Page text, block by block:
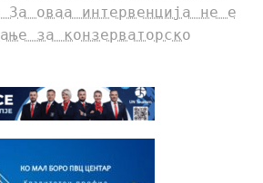
За оваа интервенција не е
за конзерваторско